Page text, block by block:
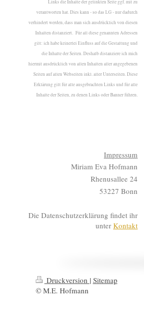
Links die Inhalte der gelinkten Seite ggf. mit zu
verantworten hat. Dies kann - so das LG - nur dadurch
verhindert werden, dass man sich ausdrücklich von diesen
Inhalten distanziert. Für all diese genannten Adressen
gilt: ich habe keinerlei Einfluss auf die Gestaltung und
die Inhalte der Seiten. Deshalb distanziere ich mich
hiermit ausdrücklich von allen Inhalten aller angegebenen
Seiten auf allen Webseiten inkl. aller Unterseiten. Diese
Erklärung gilt für alle ausgebrachten Links und für alle
Inhalte der Seiten, zu denen Links oder Banner führen.
Impressum
Miriam Eva Hofmann
Rhenusallee 24
53227 Bonn
Die Datenschutzerklärung findet ihr
unterKontakt
Druckversion | Sitemap
© M.E. Hofmann